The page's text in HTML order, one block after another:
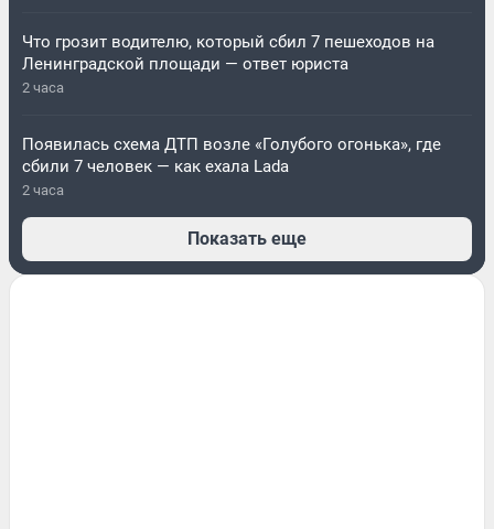
Что грозит водителю, который сбил 7 пешеходов на
Ленинградской площади — ответ юриста
2 часа
Появилась схема ДТП возле «Голубого огонька», где
сбили 7 человек — как ехала Lada
2 часа
Показать еще